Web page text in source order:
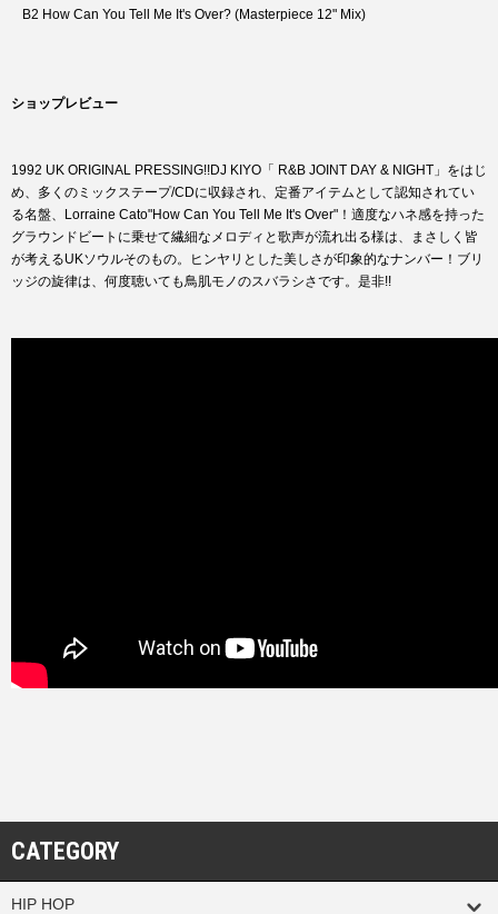
B2 How Can You Tell Me It's Over? (Masterpiece 12" Mix)
ショップレビュー
1992 UK ORIGINAL PRESSING!!DJ KIYO「 R&B JOINT DAY & NIGHT」をはじ
め、多くのミックステープ/CDに収録され、定番アイテムとして認知されてい
る名盤、Lorraine Cato"How Can You Tell Me It's Over"！適度なハネ感を持った
グラウンドビートに乗せて繊細なメロディと歌声が流れ出る様は、まさしく皆
が考えるUKソウルそのもの。ヒンヤリとした美しさが印象的なナンバー！ブリ
ッジの旋律は、何度聴いても鳥肌モノのスバラシさです。是非!!
CATEGORY
HIP HOP